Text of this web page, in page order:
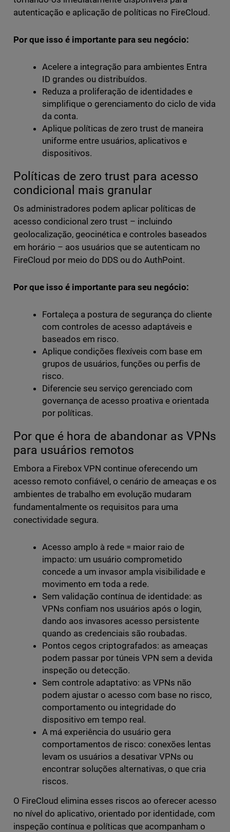
autenticação e aplicação de políticas no FireCloud.
Por que isso é importante para seu negócio:
Acelere a integração para ambientes Entra
ID grandes ou distribuídos.
Reduza a proliferação de identidades e
simplifique o gerenciamento do ciclo de vida
da conta.
Aplique políticas de zero trust de maneira
uniforme entre usuários, aplicativos e
dispositivos.
Políticas de zero trust para acesso
condicional mais granular
Os administradores podem aplicar políticas de
acesso condicional zero trust – incluindo
geolocalização, geocinética e controles baseados
em horário – aos usuários que se autenticam no
FireCloud por meio do DDS ou do AuthPoint.
Por que isso é importante para seu negócio:
Fortaleça a postura de segurança do cliente
com controles de acesso adaptáveis e
baseados em risco.
Aplique condições flexíveis com base em
grupos de usuários, funções ou perfis de
risco.
Diferencie seu serviço gerenciado com
governança de acesso proativa e orientada
por políticas.
Por que é hora de abandonar as VPNs
para usuários remotos
Embora a Firebox VPN continue oferecendo um
acesso remoto confiável, o cenário de ameaças e os
ambientes de trabalho em evolução mudaram
fundamentalmente os requisitos para uma
conectividade segura.
Acesso amplo à rede = maior raio de
impacto: um usuário comprometido
concede a um invasor ampla visibilidade e
movimento em toda a rede.
Sem validação contínua de identidade: as
VPNs confiam nos usuários após o login,
dando aos invasores acesso persistente
quando as credenciais são roubadas.
Pontos cegos criptografados: as ameaças
podem passar por túneis VPN sem a devida
inspeção ou detecção.
Sem controle adaptativo: as VPNs não
podem ajustar o acesso com base no risco,
comportamento ou integridade do
dispositivo em tempo real.
A má experiência do usuário gera
comportamentos de risco: conexões lentas
levam os usuários a desativar VPNs ou
encontrar soluções alternativas, o que cria
riscos.
O FireCloud elimina esses riscos ao oferecer acesso
no nível do aplicativo, orientado por identidade, com
inspeção contínua e políticas que acompanham o